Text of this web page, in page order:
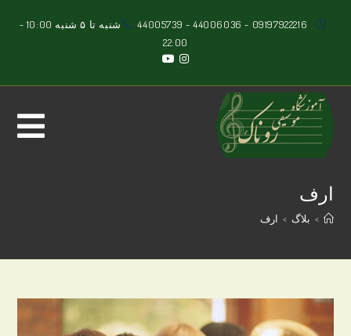
44005739 - 44006036 - 09197922216
شنبه تا ۵ شنبه 10:00 -
22:00
ارف
> بلاگ > ارف